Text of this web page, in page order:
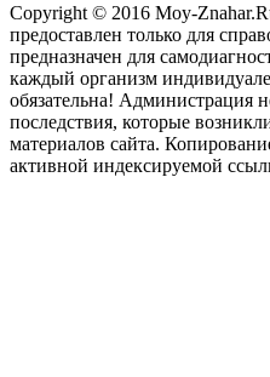
Copyright © 2016 Moy-
предоставлен только для
предназначен для
каждый организм
обязательна! Администрация
последствия, которые
материалов сайта.
активной индексируемой